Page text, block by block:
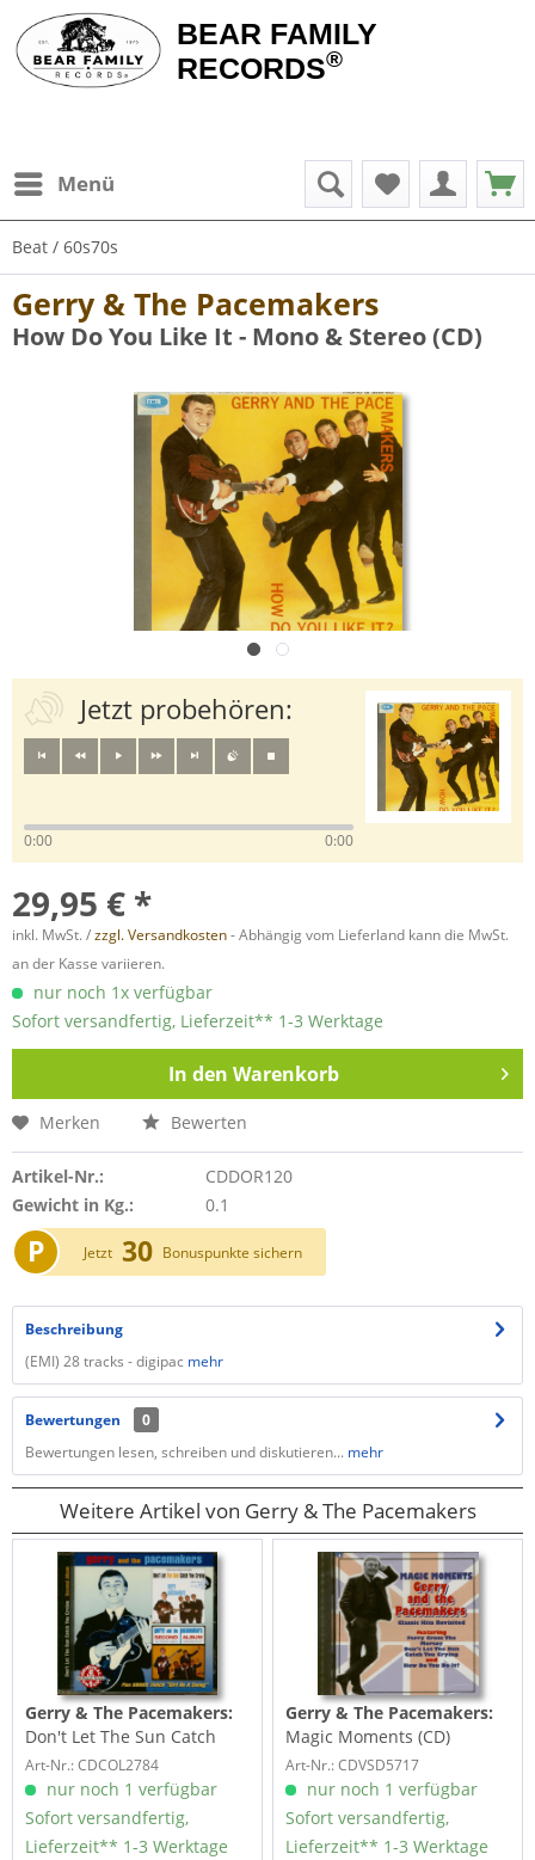
BEAR FAMILY
RECORDS®
Menü
Beat / 60s70s
Gerry & The Pacemakers
How Do You Like It - Mono & Stereo (CD)
Jetzt probehören:
0:00 0:00
29,95 € *
inkl. MwSt. /zzgl. Versandkosten- Abhängig vom Lieferland kann die MwSt.
an der Kasse variieren.
nur noch 1x verfügbar
Sofort versandfertig, Lieferzeit** 1-3 Werktage
In den Warenkorb
Merken Bewerten
Artikel-Nr.:
CDDOR120
Gewicht in Kg.:
0.1
P Jetzt 30 Bonuspunkte sichern
Beschreibung
(EMI) 28 tracks - digipac mehr
Bewertungen
0
Bewertungen lesen, schreiben und diskutieren... mehr
Weitere Artikel von Gerry & The Pacemakers
Gerry & The Pacemakers:
Don't Let The Sun Catch
You Crying - Second...
Art-Nr.: CDCOL2784
nur noch 1 verfügbar
Sofort versandfertig,
Lieferzeit** 1-3 Werktage
Gerry & The Pacemakers:
Magic Moments (CD)
Art-Nr.: CDVSD5717
nur noch 1 verfügbar
Sofort versandfertig,
Lieferzeit** 1-3 Werktage